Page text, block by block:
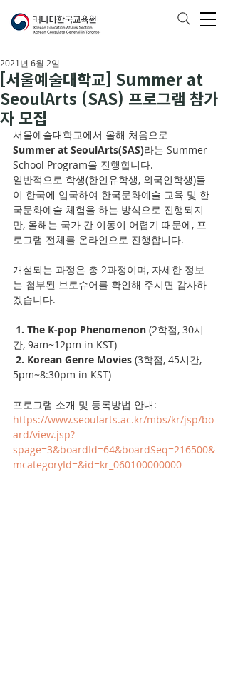
[서울예술대학교] Summer at
SeoulArts (SAS) 프로그램 참가
자 모집
2021년 6월 2일
서울예술대학교에서 올해 처음으로
Summer at SeoulArts(SAS)라는 Summer
School Program을 진행합니다.
일반적으로 학생(한인유학생, 외국인학생)들
이 한국에 입국하여 한국문화예술 교육 및 한
국문화예술 체험을 하는 방식으로 진행되지
만, 올해는 국가 간 이동이 어렵기 때문에, 프
로그램 전체를 온라인으로 진행합니다.
개설되는 과정은 총 2과정이며, 자세한 정보
는 첨부된 브로슈어를 확인해 주시면 감사하
겠습니다.
1. The K-pop Phenomenon (2학점, 30시
간, 9am~12pm in KST)
2. Korean Genre Movies (3학점, 45시간,
5pm~8:30pm in KST)
프로그램 소개 및 등록방법 안내:
https://www.seoularts.ac.kr/mbs/kr/jsp/bo
ard/view.jsp?
spage=3&boardId=64&boardSeq=216500&
mcategoryId=&id=kr_060100000000